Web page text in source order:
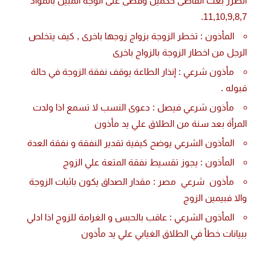
11,10,9,8,7.
المأذون : تخطر الزوجة بزواج زوجها باخرى , كيف يتخلص
الرجل من اخطار الزوجة بالزواج باخرى
مأذون شرعي : إنذار الطاعة يوقف نفقة الزوجة في حالة
قبوله .
مأذون شرعي فيصل : دعوى النسب لا تسمع اذا ولدت
المرأة بعد سنة من الطلاق علي يد مأذون
المأذون الشرعي يوضح كيفية تقدير النفقة و نفقة العدة
المأذون : يجوز تقسيط نفقة المتعة علي الزوج
مأذون شرعي مصر : مقدار الصداق يكون باثبات الزوجة
والا فبيمين الزوج
المأذون الشرعي : عاقب بالحبس و الغرامة للزوج اذا ادلي
ببيانات خطأ في الطلاق الغيابي علي يد مأذون